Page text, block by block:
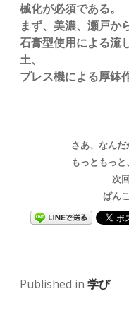
械化が必須である。
まず、美濃、瀬戸か
石膏型使用による流
土、
プレス機による厚鉢
さあ、なんだ
もっともっと
次
ばん
Published in 学び